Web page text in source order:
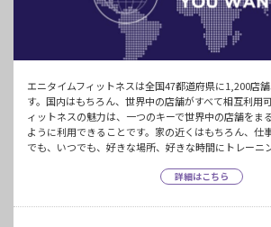
エニタイムフィットネスは全国47都道府県に1,200店
す。国内はもちろん、世界中の店舗がすべて相互利用
ィットネスの魅力は、一つのキーで世界中の店舗をま
ように利用できることです。家の近くはもちろん、仕
でも、いつでも、好きな場所、好きな時間にトレーニ
詳細はこちら